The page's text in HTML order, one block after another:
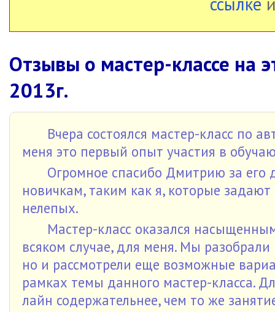
Отзывы о мастер-классе на
2013г.
Вчера состоялся мастер-класс по
меня это первый опыт участия в
Огромное спасибо Дмитрию за его
новичкам, таким как я, которые
нелепых.
Мастер-класс оказался
всяком случае, для меня. Мы
но и рассмотрели еще возможные
рамках темы данного мастер-класса.
лайн содержательнее, чем то же